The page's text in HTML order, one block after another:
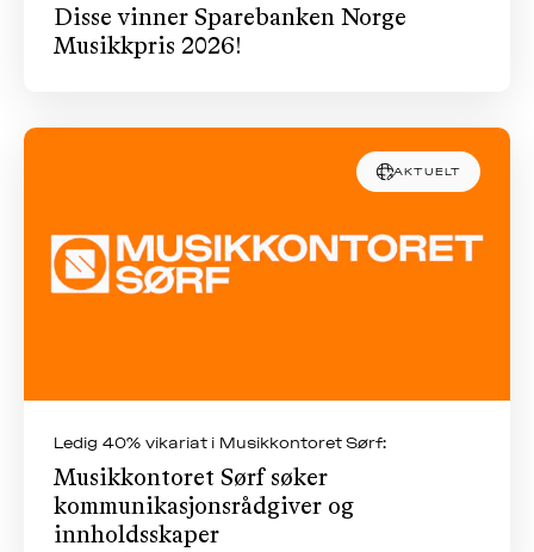
Disse vinner Sparebanken Norge
Musikkpris 2026!
AKTUELT
Ledig 40% vikariat i Musikkontoret Sørf:
Musikkontoret Sørf søker
kommunikasjonsrådgiver og
innholdsskaper